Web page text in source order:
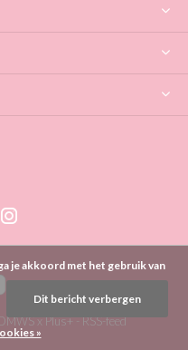
xPlus+-RSS-feed
je akkoord met het gebruik van
Dit bericht verbergen
»